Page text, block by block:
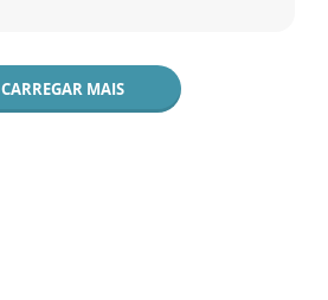
CARREGAR MAIS